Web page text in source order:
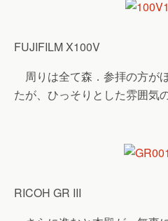
FUJIFILM X100V
周りは全て森．参拝の方が
たが、ひっそりとした雰囲気
RICOH GR III